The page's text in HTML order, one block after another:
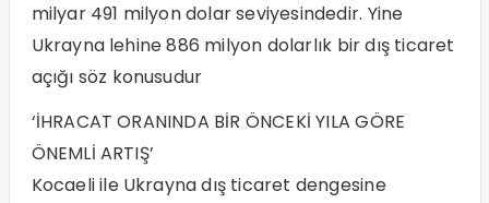
milyar 491 milyon dolar seviyesindedir. Yine
Ukrayna lehine 886 milyon dolarlık bir dış ticaret
açığı söz konusudur
‘İHRACAT ORANINDA BİR ÖNCEKİ YILA GÖRE
ÖNEMLİ ARTIŞ’
Kocaeli ile Ukrayna dış ticaret dengesine